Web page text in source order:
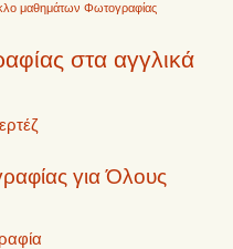
μαθημάτων Φωτογραφίας
στα αγγλικά
για Όλους